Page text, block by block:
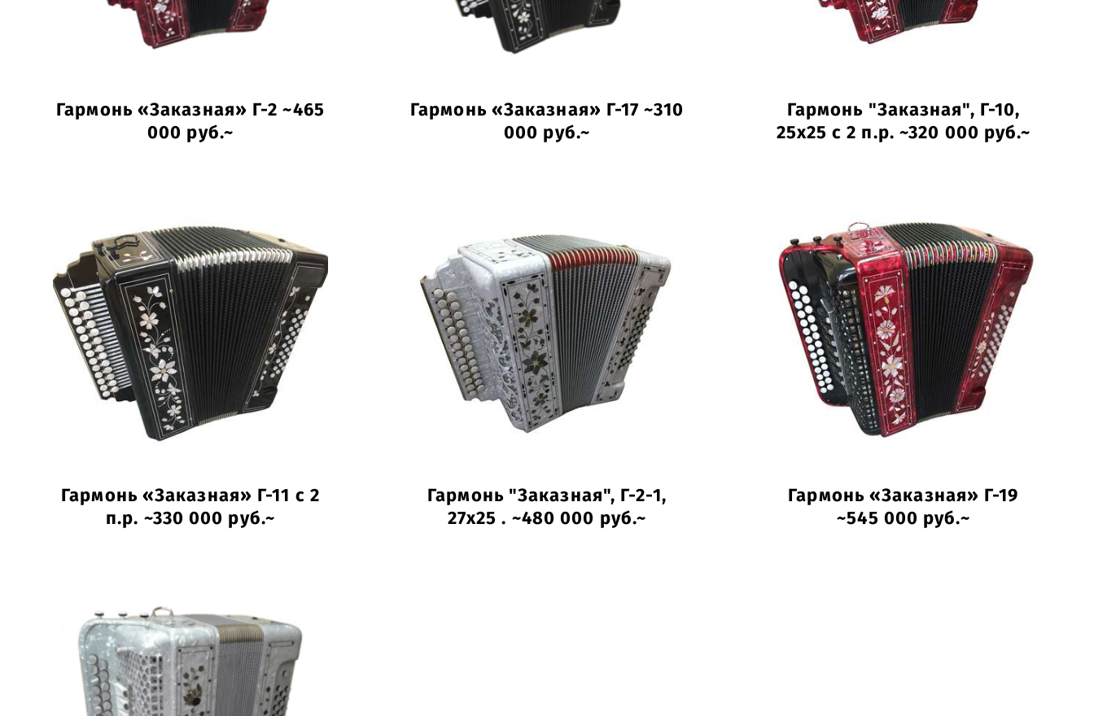
Гармонь «Заказная» Г-2 ~465
000 руб.~
Гармонь «Заказная» Г-17 ~310
000 руб.~
Гармонь "Заказная", Г-10,
25х25 с 2 п.р. ~320 000 руб.~
Гармонь «Заказная» Г-11 с 2
п.р. ~330 000 руб.~
Гармонь "Заказная", Г-2-1,
27х25 . ~480 000 руб.~
Гармонь «Заказная» Г-19
~545 000 руб.~